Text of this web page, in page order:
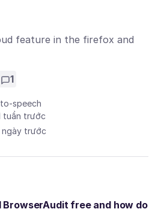
feature in the firefox and
1
speech
tuần trước
ngày trước
BrowserAudit free and how do